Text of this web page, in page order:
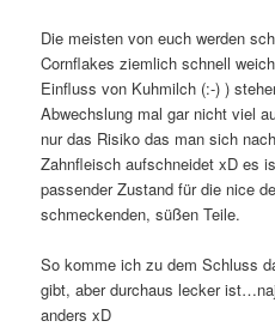
Die meisten von euch werden
Cornflakes ziemlich schnell
Einfluss von Kuhmilch (:-) )
Abwechslung mal gar nicht viel
nur das Risiko das man sich
Zahnfleisch aufschneidet xD es
passender Zustand für die nice
schmeckenden, süßen Teile.
So komme ich zu dem Schluss
gibt, aber durchaus lecker
anders xD